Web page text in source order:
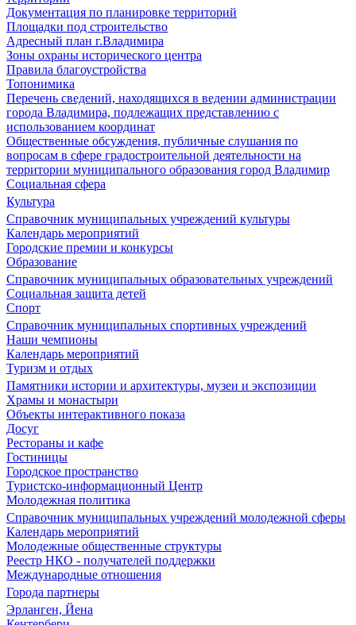
Документация по планировке территорий
Площадки под строительство
Адресный план г.Владимира
Зоны охраны исторического центра
Правила благоустройства
Топонимика
Перечень сведений, находящихся в ведении администрации
города Владимира, подлежащих представлению с
использованием координат
Общественные обсуждения, публичные слушания по
вопросам в сфере градостроительной деятельности на
территории муниципального образования город Владимир
Социальная сфера
Культура
Справочник муниципальных учреждений культуры
Календарь мероприятий
Городские премии и конкурсы
Образование
Справочник муниципальных образовательных учреждений
Социальная защита детей
Спорт
Справочник муниципальных спортивных учреждений
Наши чемпионы
Календарь мероприятий
Туризм и отдых
Памятники истории и архитектуры, музеи и экспозиции
Храмы и монастыри
Объекты интерактивного показа
Досуг
Рестораны и кафе
Гостиницы
Городское пространство
Туристско-информационный Центр
Молодежная политика
Справочник муниципальных учреждений молодежной сферы
Календарь мероприятий
Молодежные общественные структуры
Реестр НКО - получателей поддержки
Международные отношения
Города партнеры
Эрланген, Йена